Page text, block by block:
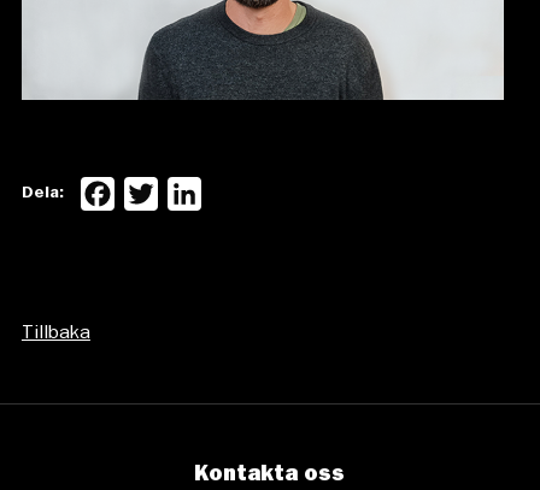
Dela: Facebook
Twitter
Tillbaka
Kontakta oss